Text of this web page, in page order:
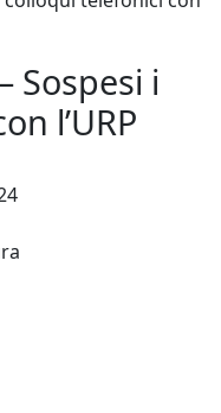
Sospesi i
l’URP